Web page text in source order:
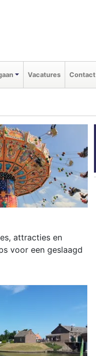
Vacatures Contact
attracties en
voor een geslaagd